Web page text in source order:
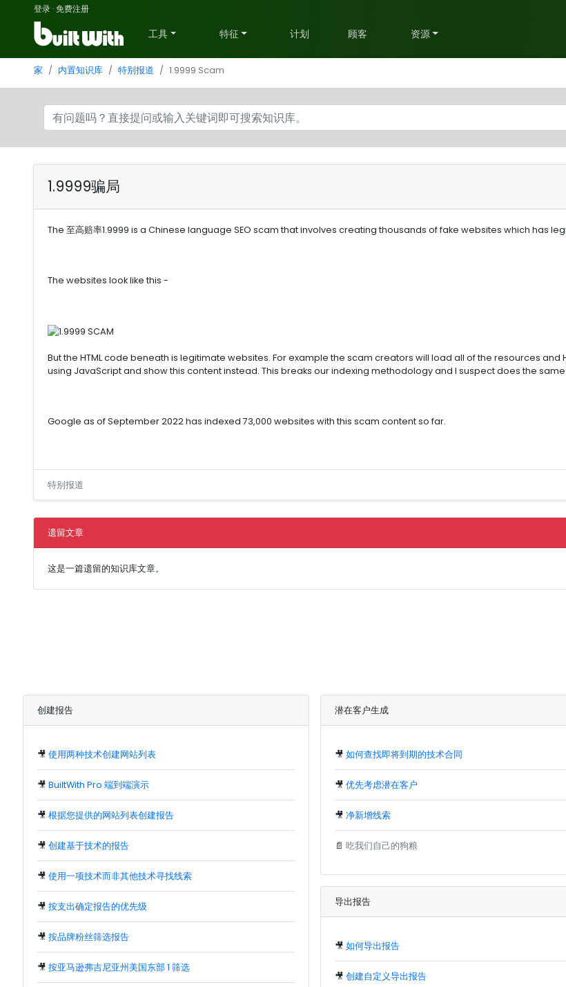
登录 ·免费注册
工具 特征 计划 顾客 资源
家 内置知识库 特别报道 1.9999 Scam
1.9999骗局
The 至高赔率1.9999 is a Chinese language SEO scam that involves creating thousands of fake websites which
The websites look like this -
But the HTML code beneath is legitimate websites. For example the scam creators will load all of the resources
using JavaScript and show this content instead. This breaks our indexing methodology and I suspect does the
Google as of September 2022 has indexed 73,000 websites with this scam content so far.
特别报道
遗留文章
这是一篇遗留的知识库文章。
创建报告
🎥 使用两种技术创建网站列表
🎥 BuiltWith Pro 端到端演示
🎥 根据您提供的网站列表创建报告
🎥 创建基于技术的报告
🎥 使用一项技术而非其他技术寻找线索
🎥 按支出确定报告的优先级
🎥 按品牌粉丝筛选报告
🎥 按亚马逊弗吉尼亚州美国东部 1 筛选
潜在客户生成
🎥如何查找即将到期的技术合同
🎥优先考虑潜在客户
🎥净新增线索
📄吃我们自己的狗粮
导出报告
🎥如何导出报告
🎥创建自定义导出报告